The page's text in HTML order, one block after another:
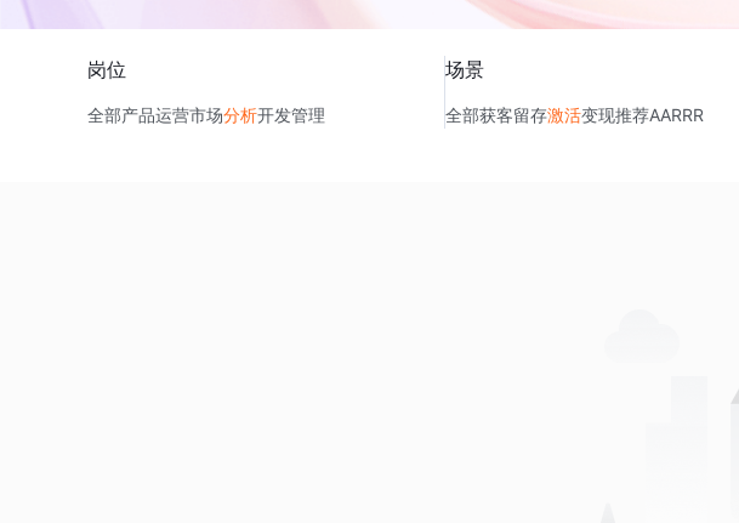
岗位
全部产品运营市场分析开发管理
场景
全部获客留存激活变现推荐AARRR